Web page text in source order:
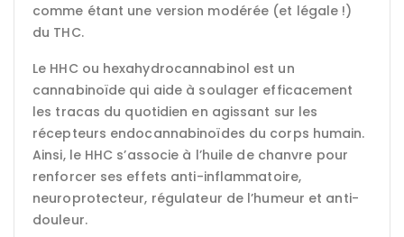
comme étant une version modérée (et légale !)
du THC.
Le HHC ou hexahydrocannabinol est un
cannabinoïde qui aide à soulager efficacement
les tracas du quotidien en agissant sur les
récepteurs endocannabinoïdes du corps humain.
Ainsi, le HHC s’associe à l’huile de chanvre pour
renforcer ses effets anti-inflammatoire,
neuroprotecteur, régulateur de l’humeur et anti-
douleur.